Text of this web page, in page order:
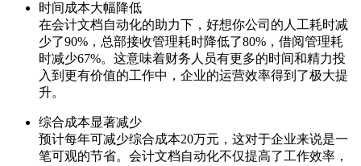
时间成本大幅降低
在会计文档自动化的助力下，好想你公司的人工耗时减
少了90%，总部接收管理耗时降低了80%，借阅管理耗
时减少67%。这意味着财务人员有更多的时间和精力投
入到更有价值的工作中，企业的运营效率得到了极大提
升。
综合成本显著减少
预计每年可减少综合成本20万元，这对于企业来说是一
笔可观的节省。会计文档自动化不仅提高了工作效率，